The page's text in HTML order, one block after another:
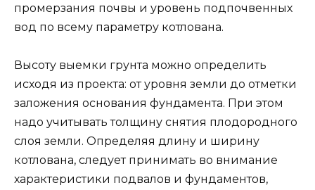
промерзания почвы и уровень подпочвенных
вод по всему параметру котлована.
Высоту выемки грунта можно определить
исходя из проекта: от уровня земли до отметки
заложения основания фундамента. При этом
надо учитывать толщину снятия плодородного
слоя земли. Определяя длину и ширину
котлована, следует принимать во внимание
характеристики подвалов и фундаментов,